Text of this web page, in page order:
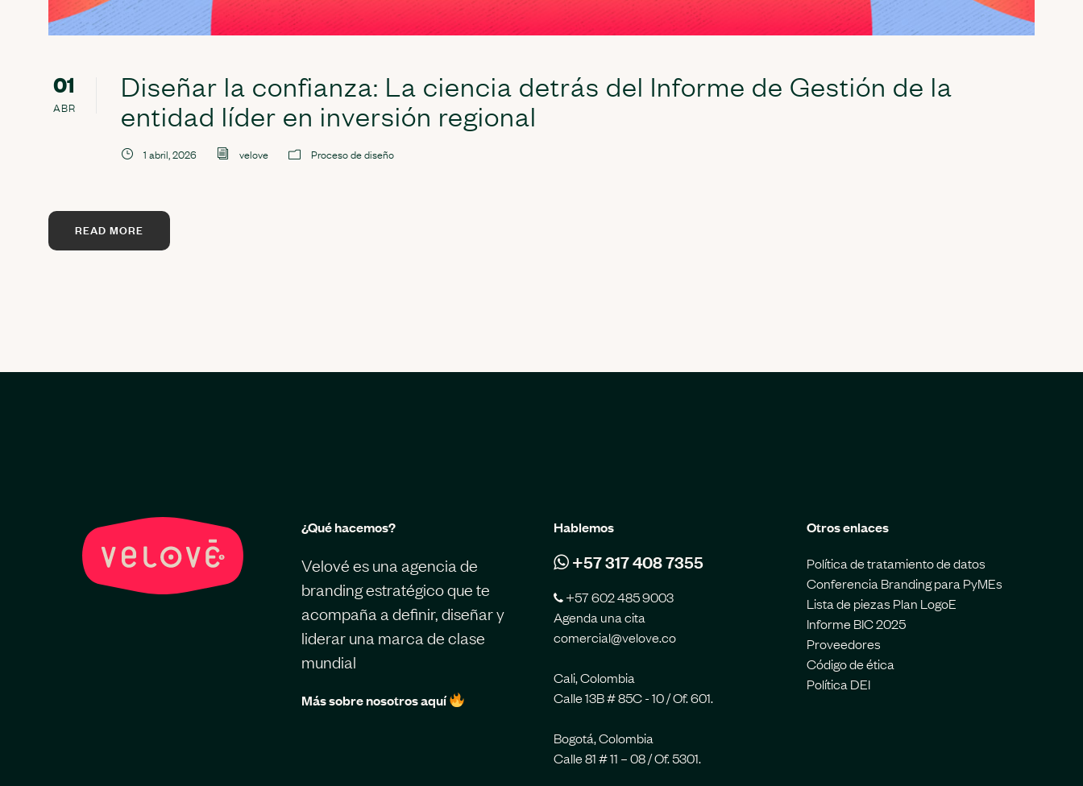
01
ABR
Diseñar la confianza: La ciencia detrás del Informe de Gestión de la
entidad líder en inversión regional
1 abril, 2026 velove Proceso de diseño
READ MORE
¿Qué hacemos?
Velové es una agencia de
branding estratégico que te
acompaña a definir, diseñar y
liderar una marca de clase
mundial
Más sobre nosotros aquí
Hablemos
+57 317 408 7355
+57 602 485 9003
Agenda una cita
comercial@velove.co
Cali, Colombia
Calle 13B # 85C - 10 / Of. 601.
Bogotá, Colombia
Calle 81 # 11 – 08 / Of. 5301.
Otros enlaces
Política de tratamiento de datos
Conferencia Branding para PyMEs
Lista de piezas Plan LogoE
Informe BIC 2025
Proveedores
Código de ética
Política DEI